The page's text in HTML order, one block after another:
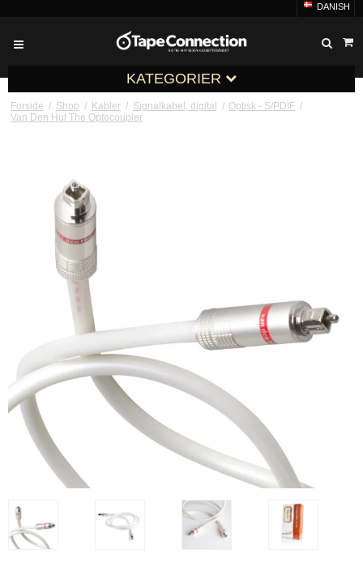
DANISH
KATEGORIER
Forside / Shop / Kabler / Signalkabel, digital / Optisk - S/PDIF /
Van Den Hul The Optocoupler